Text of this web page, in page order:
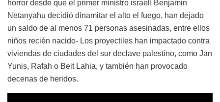
horror desde que el primer ministro israelí Benjamin
Netanyahu decidió dinamitar el alto el fuego, han dejado
un saldo de al menos 71 personas asesinadas, entre ellos
niños recién nacido- Los proyectiles han impactado contra
viviendas de ciudades del sur declave palestino, como Jan
Yunis, Rafah o Beit Lahia, y también han provocado
decenas de heridos.